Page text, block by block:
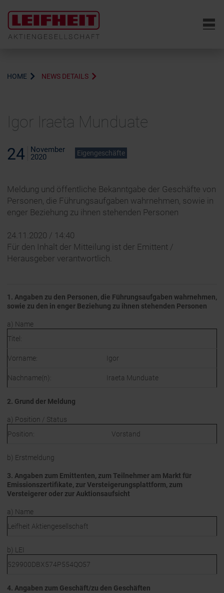
6
HOME NEWS DETAILS
Igor Iraeta Munduate
24
November
2020
Eigengeschäfte
Meldung und öffentliche Bekanntgabe der Geschäfte von
Personen, die Führungsaufgaben wahrnehmen, sowie in
enger Beziehung zu ihnen stehenden Personen
24.11.2020 / 14:40
Für den Inhalt der Mitteilung ist der Emittent /
Herausgeber verantwortlich.
1. Angaben zu den Personen, die Führungsaufgaben wahrnehmen,
sowie zu den in enger Beziehung zu ihnen stehenden Personen
a) Name
Titel:
Vorname: Igor
Nachname(n): Iraeta Munduate
2. Grund der Meldung
a) Position / Status
Position:
Vorstand
b) Erstmeldung
3. Angaben zum Emittenten, zum Teilnehmer am Markt für
Emissionszertifikate, zur Versteigerungsplattform, zum
Versteigerer oder zur Auktionsaufsicht
a) Name
Leifheit Aktiengesellschaft
b) LEI
529900DBX574P554QO57
4. Angaben zum Geschäft/zu den Geschäften